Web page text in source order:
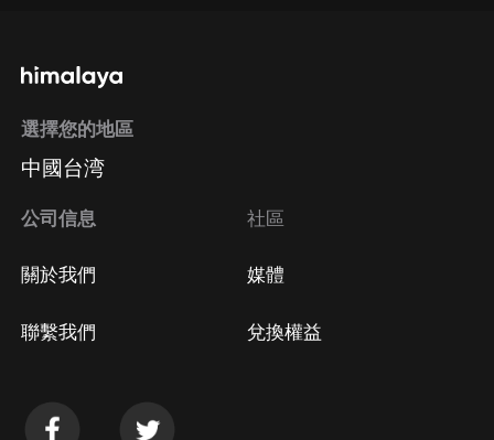
選擇您的地區
中國台湾
公司信息
關於我們
聯繫我們
社區
媒體
兌換權益